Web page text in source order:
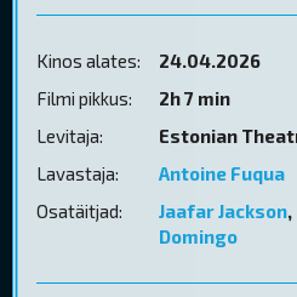
Kinos alates:
24.04.2026
Filmi pikkus:
2h 7 min
Levitaja:
Estonian
Lavastaja:
Antoine Fuqua
Osatäitjad:
Jaafar Jackson,
Domingo